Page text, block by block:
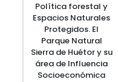
Política forestal y
Espacios Naturales
Protegidos. El
Parque Natural
Sierra de Huétor y su
área de Influencia
Socioeconómica